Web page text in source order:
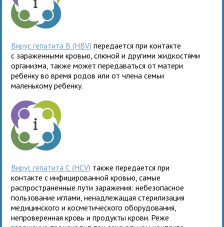
Вирус гепатита B (HBV) передается при контакте
с зараженными кровью, слюной и другими жидкостями
организма, также может передаваться от матери
ребенку во время родов или от члена семьи
маленькому ребенку.
Вирус гепатита С (HCV) также передается при
контакте с инфицированной кровью, самые
распространенные пути заражения: небезопасное
пользование иглами, ненадлежащая стерилизация
медицинского и косметического оборудования,
непроверенная кровь и продукты крови. Реже